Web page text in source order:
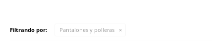
Filtrando por: Pantalones y polleras